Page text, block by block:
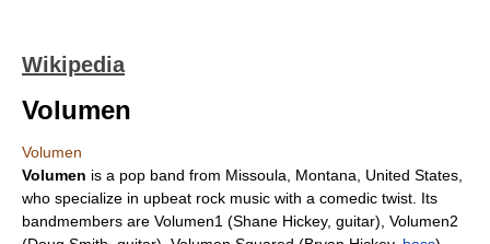
Wikipedia
Volumen
Volumen
Volumen is a pop band from Missoula, Montana United States
who specialize in upbeat rock music with a comedic twist. Its
bandmembers are Volumen1 (Shane Hickey, guitar), Volumen2